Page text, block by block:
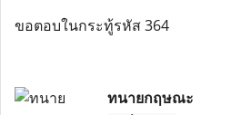
ขอตอบในกระทู้รหัส 364
ทนายกฤษณะ